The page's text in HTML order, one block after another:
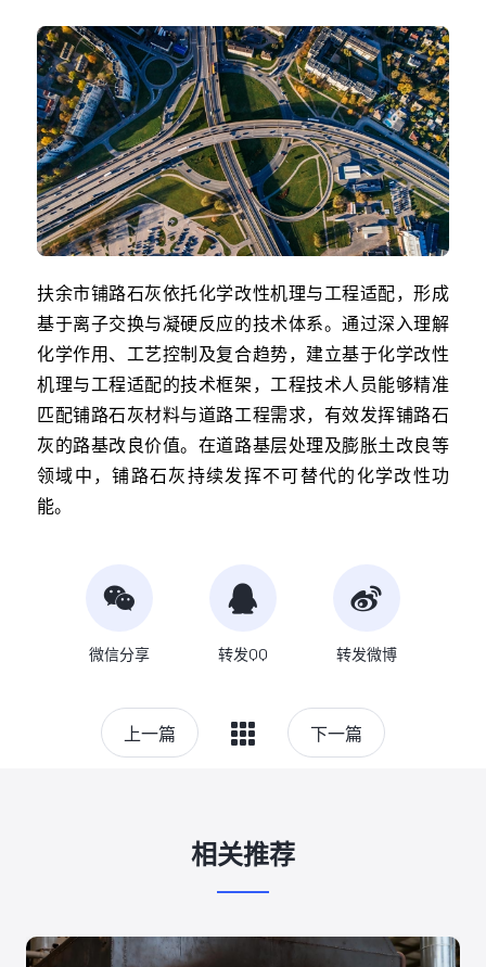
扶余市铺路石灰依托化学改性机理与工程适配，形成
基于离子交换与凝硬反应的技术体系。通过深入理解
化学作用、工艺控制及复合趋势，建立基于化学改性
机理与工程适配的技术框架，工程技术人员能够精准
匹配铺路石灰材料与道路工程需求，有效发挥铺路石
灰的路基改良价值。在道路基层处理及膨胀土改良等
领域中，铺路石灰持续发挥不可替代的化学改性功
能。
微信分享 转发QQ 转发微博
上一篇 下一篇
相关推荐